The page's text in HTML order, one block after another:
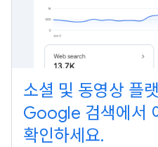
소셜 및 동영상 플
Google 검색에서
확인하세요.